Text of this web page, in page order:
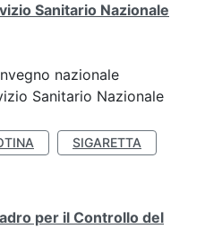
Sanitario Nazionale
nazionale
Sanitario Nazionale
SIGARETTA
per il Controllo del